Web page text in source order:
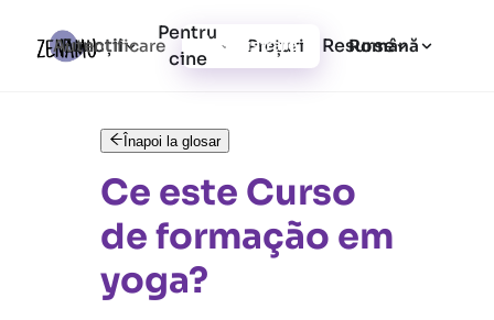
Funcții
Pentru
cine
Prețuri Resurse
Autentificare Înregistrare Română
Înapoi la glosar
Ce este Curso
de formação em
yoga?